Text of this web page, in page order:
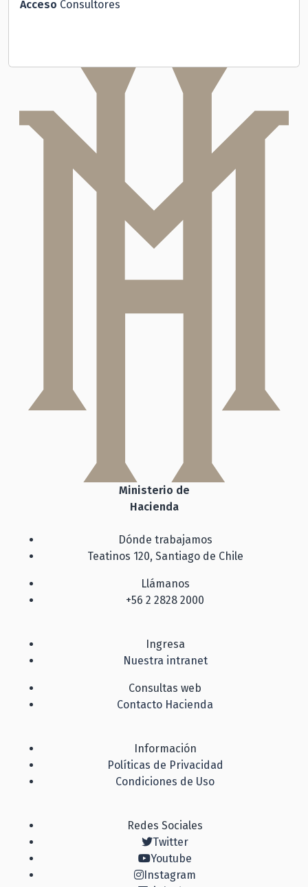
Acceso Consultores
Ministerio de
Hacienda
Dónde trabajamos
Teatinos 120, Santiago de Chile
Llámanos
+56 2 2828 2000
Ingresa
Nuestra intranet
Consultas web
Contacto Hacienda
Información
Políticas de Privacidad
Condiciones de Uso
Redes Sociales
Twitter
Youtube
Instagram